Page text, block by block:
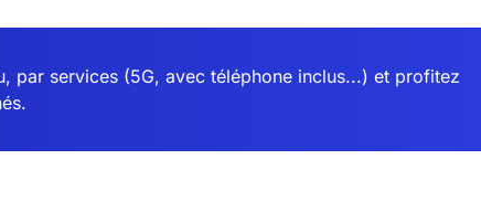
par services (5G, avec téléphone inclus...) et profitez